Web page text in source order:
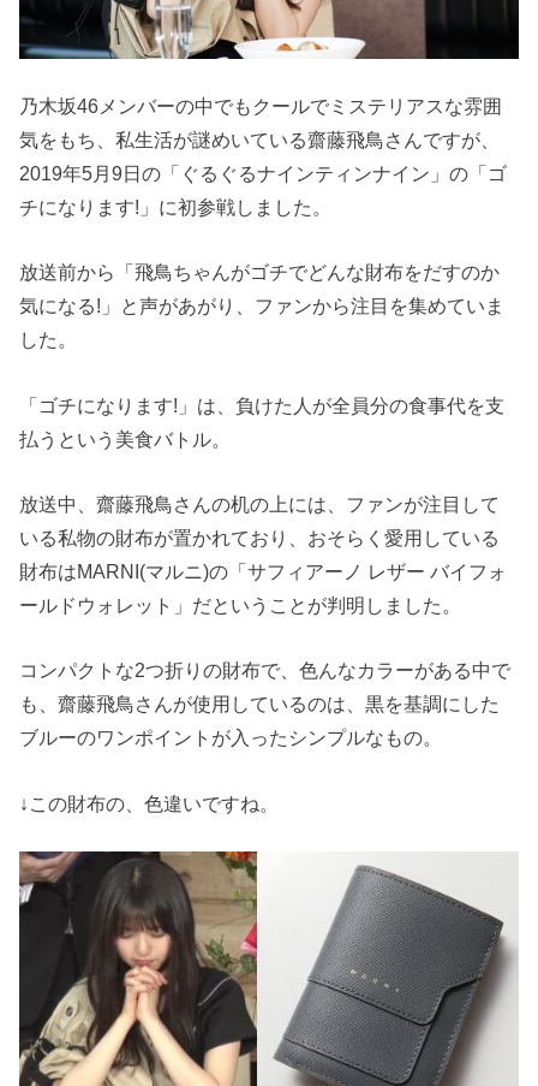
乃木坂46メンバーの中でもクールでミステリアスな雰囲
気をもち、私生活が謎めいている齋藤飛鳥さんですが、
2019年5月9日の「ぐるぐるナインティンナイン」の「ゴ
チになります!」に初参戦しました。
放送前から「飛鳥ちゃんがゴチでどんな財布をだすのか
気になる!」と声があがり、ファンから注目を集めていま
した。
「ゴチになります!」は、負けた人が全員分の食事代を支
払うという美食バトル。
放送中、齋藤飛鳥さんの机の上には、ファンが注目して
いる私物の財布が置かれており、おそらく愛用している
財布はMARNI(マルニ)の「サフィアーノ レザー バイフォ
ールドウォレット」だということが判明しました。
コンパクトな2つ折りの財布で、色んなカラーがある中で
も、齋藤飛鳥さんが使用しているのは、黒を基調にした
ブルーのワンポイントが入ったシンプルなもの。
↓この財布の、色違いですね。